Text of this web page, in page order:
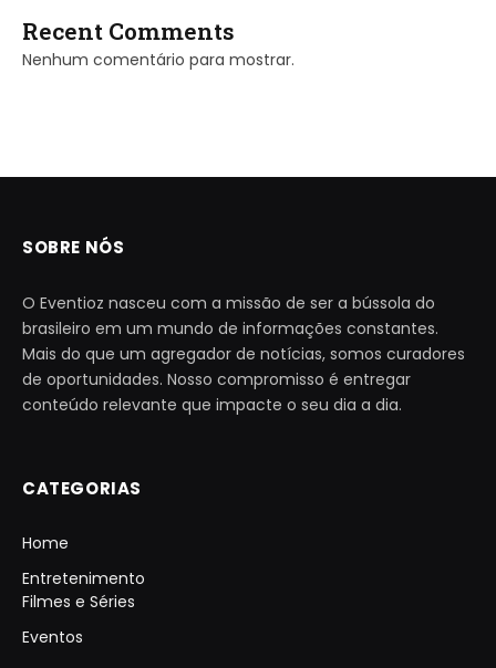
Recent Comments
Nenhum comentário para mostrar.
SOBRE NÓS
O Eventioz nasceu com a missão de ser a bússola do
brasileiro em um mundo de informações constantes.
Mais do que um agregador de notícias, somos curadores
de oportunidades. Nosso compromisso é entregar
conteúdo relevante que impacte o seu dia a dia.
CATEGORIAS
Home
Entretenimento
Filmes e Séries
Eventos